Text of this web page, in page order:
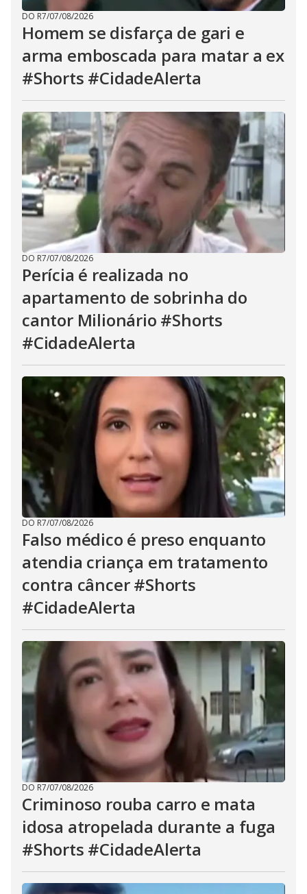
DO R7/07/08/2026
Homem se disfarça de gari e
arma emboscada para matar a ex
#Shorts #CidadeAlerta
DO R7/07/08/2026
Perícia é realizada no
apartamento de sobrinha do
cantor Milionário #Shorts
#CidadeAlerta
DO R7/07/08/2026
Falso médico é preso enquanto
atendia criança em tratamento
contra câncer #Shorts
#CidadeAlerta
DO R7/07/08/2026
Criminoso rouba carro e mata
idosa atropelada durante a fuga
#Shorts #CidadeAlerta